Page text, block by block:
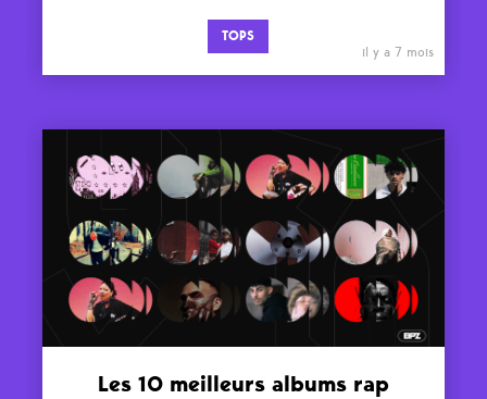
TOPS
il y a 7 mois
Les 10 meilleurs albums rap